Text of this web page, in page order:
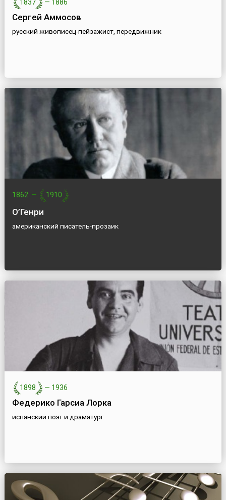
1837 — 1886
Сергей Аммосов
русский живописец-пейзажист, передвижник
1862 — 1910
О’Генри
американский писатель-прозаик
1898 — 1936
Федерико Гарсиа Лорка
испанский поэт и драматург